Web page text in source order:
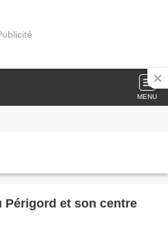
MENU
Périgord et son centre